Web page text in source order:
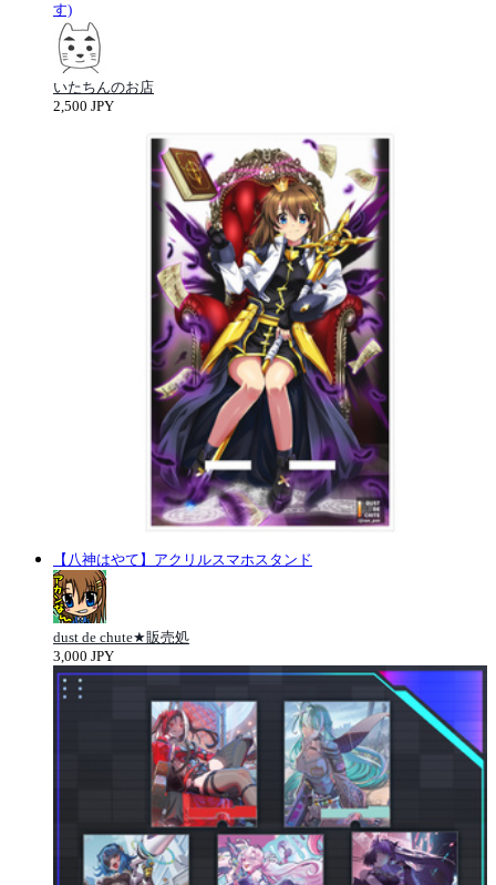
す)
いたちんのお店
2,500 JPY
【八神はやて】アクリルスマホスタンド
dust de chute★販売処
3,000 JPY